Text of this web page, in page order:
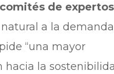
de
a la demanda
“una mayor
hacia la